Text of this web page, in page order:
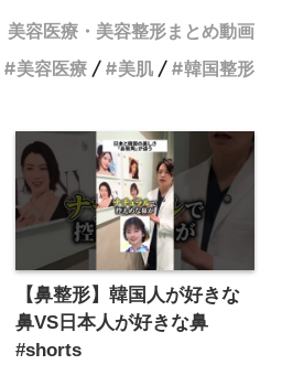
美容医療・美容整形まとめ動画
美容医療 美肌 韓国整形
【鼻整形】韓国人が好きな
鼻VS日本人が好きな鼻
#shorts